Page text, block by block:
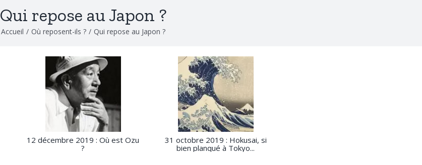
Qui repose au Japon ?
Accueil / Où reposent-ils ? / Qui repose au Japon ?
12 décembre 2019 : Où est Ozu
?
31 octobre 2019 : Hokusai, si
bien planqué à Tokyo...